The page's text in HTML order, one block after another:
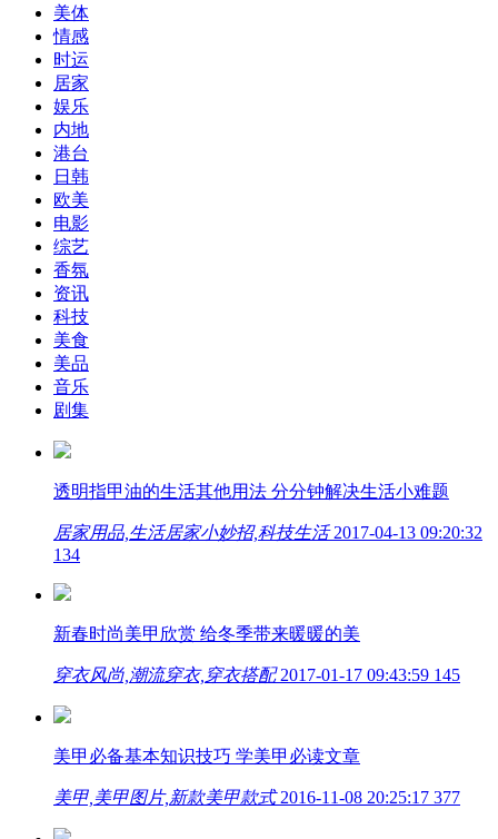
美体
情感
时运
居家
娱乐
内地
港台
日韩
欧美
电影
综艺
香氛
资讯
科技
美食
美品
音乐
剧集
透明指甲油的生活其他用法 分分钟解决生活小难题
居家用品,生活居家小妙招,科技生活 2017-04-13 09:20:32
134
新春时尚美甲欣赏 给冬季带来暖暖的美
穿衣风尚,潮流穿衣,穿衣搭配 2017-01-17 09:43:59 145
美甲必备基本知识技巧 学美甲必读文章
美甲,美甲图片,新款美甲款式 2016-11-08 20:25:17 377